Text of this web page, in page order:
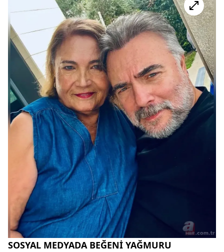
SOSYAL MEDYADA BEĞENİ YAĞMURU